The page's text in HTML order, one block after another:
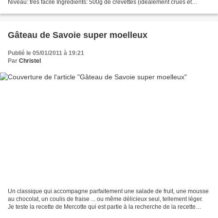
Niveau: très facile Ingrédients: 500g de crevettes (idéalement crues et
Gâteau de Savoie super moelleux
Publié le 05/01/2011 à 19:21
Par Christel
Un classique qui accompagne parfaitement une salade de fruit, une mousse
au chocolat, un coulis de fraise ... ou même délicieux seul, tellement léger.
Je teste la recette de Mercotte qui est partie à la recherche de la recette